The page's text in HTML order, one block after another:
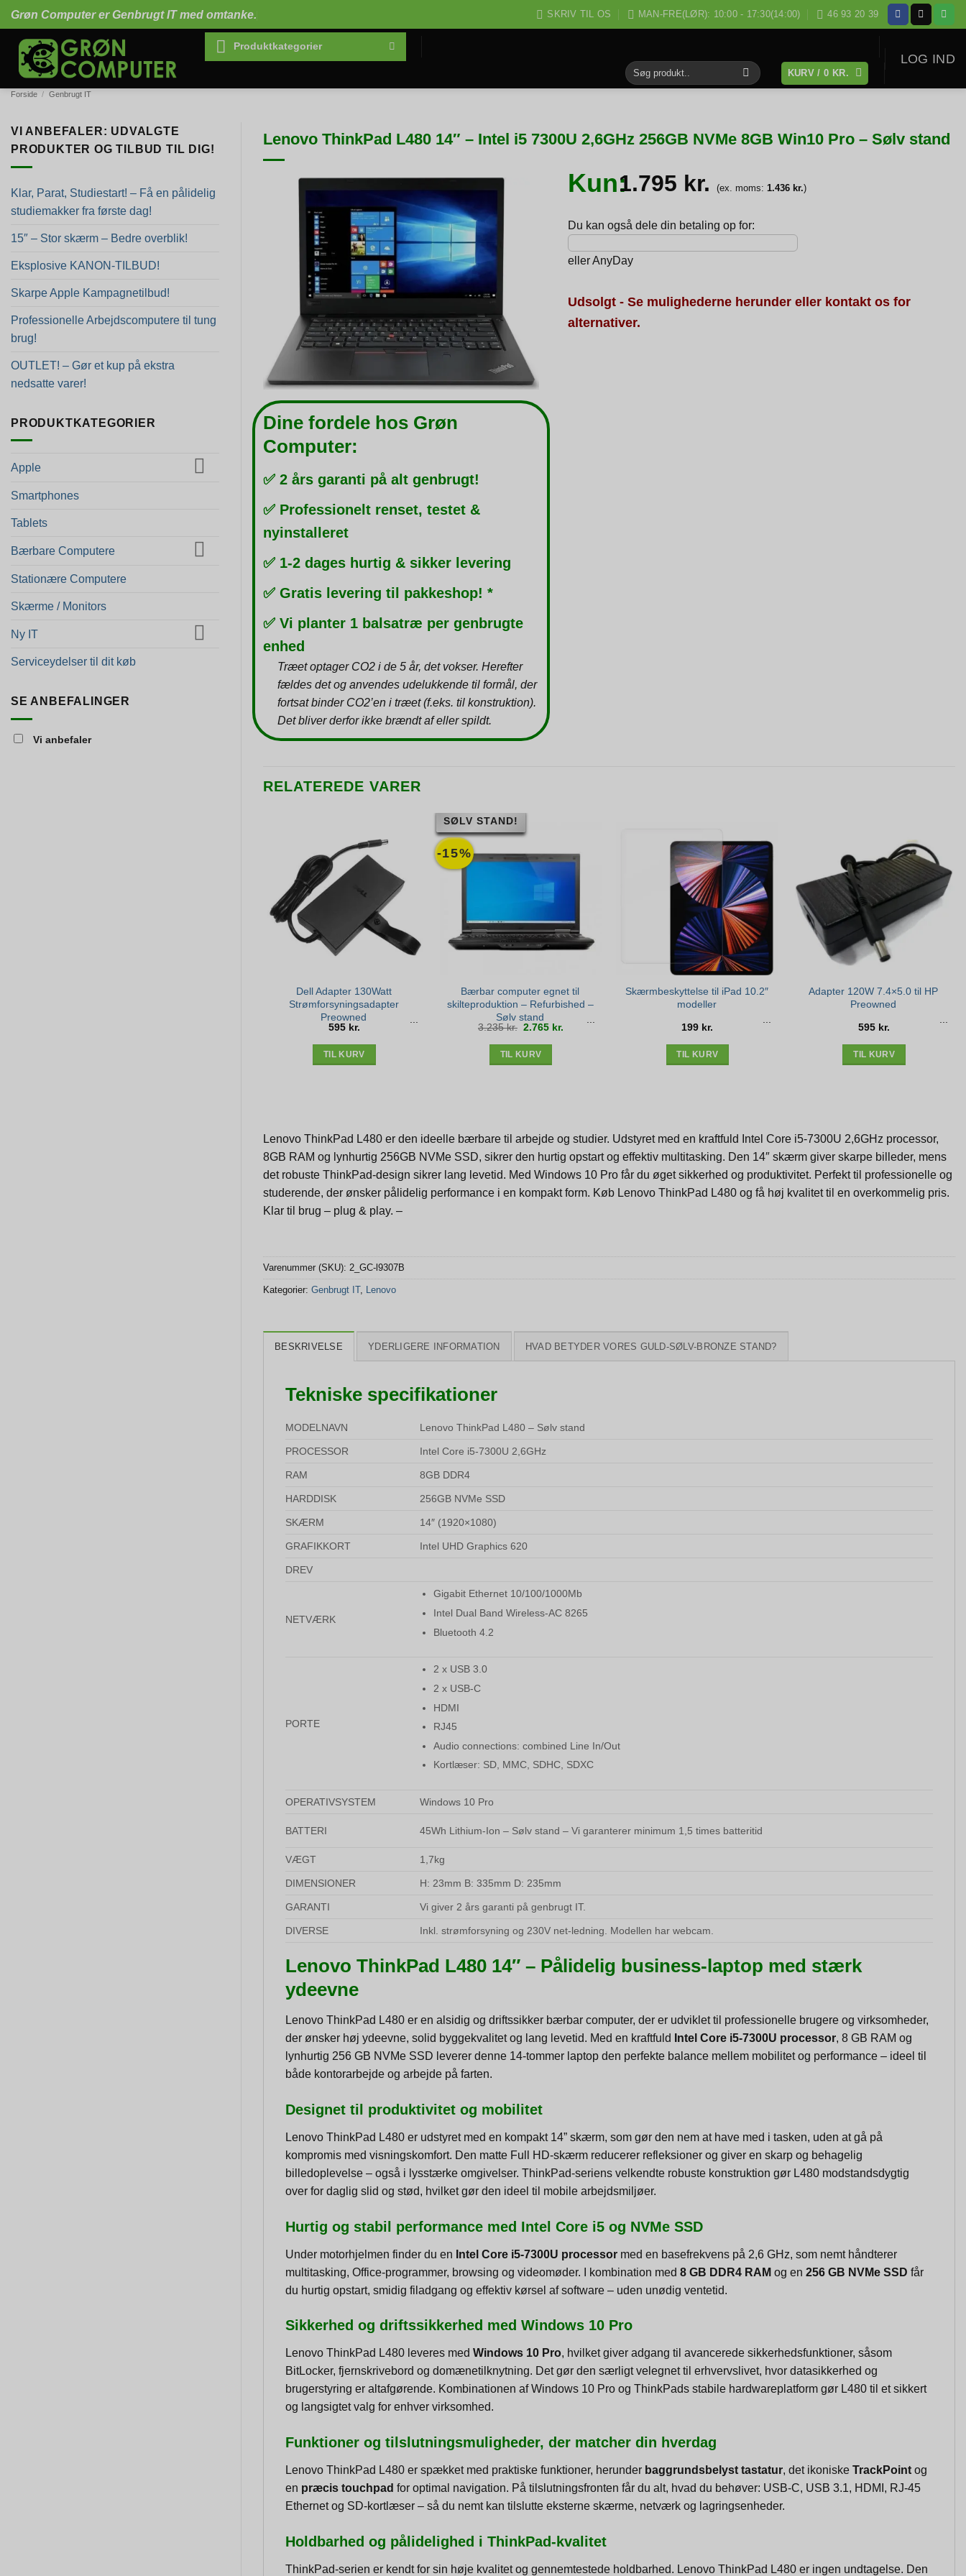
Fortsæt
til
indhold
Grøn Computer er Genbrugt IT med omtanke. SKRIV TIL OS MAN-FRE(LØR): 10:00 - 17:30(14:00) 46 93 20 39
Produktkategorier
Søg
efter:
KURV /0 KR.
LOG IND
Forside / Genbrugt IT
VI ANBEFALER: UDVALGTE
PRODUKTER OG TILBUD TIL DIG!
Klar, Parat, Studiestart! – Få en pålidelig
studiemakker fra første dag!
15″ – Stor skærm – Bedre overblik!
Eksplosive KANON-TILBUD!
Skarpe Apple Kampagnetilbud!
Professionelle Arbejdscomputere til tung
brug!
OUTLET! – Gør et kup på ekstra
nedsatte varer!
PRODUKTKATEGORIER
Apple
Smartphones
Tablets
Bærbare Computere
Stationære Computere
Skærme / Monitors
Ny IT
Serviceydelser til dit køb
SE ANBEFALINGER
Vi anbefaler
Lenovo ThinkPad L480 14″ – Intel i5 7300U 2,6GHz 256GB NVMe 8GB Win10 Pro – Sølv stand
Dine fordele hos Grøn
Computer:
✅ 2 års garanti på alt genbrugt!
✅ Professionelt renset, testet &
nyinstalleret
✅ 1-2 dages hurtig & sikker levering
✅ Gratis levering til pakkeshop! *
✅ Vi planter 1 balsatræ per genbrugte
enhed
Træet optager CO2 i de 5 år, det vokser. Herefter
fældes det og anvendes udelukkende til formål, der
fortsat binder CO2’en i træet (f.eks. til konstruktion).
Det bliver derfor ikke brændt af eller spildt.
Kun:1.795 kr. (ex. moms: 1.436 kr.)
Du kan også dele din betaling op for:
ellerAnyDay
Udsolgt - Se mulighederne herunder eller kontakt os for
alternativer.
RELATEREDE VARER
Dell Adapter 130Watt
Strømforsyningsadapter
Preowned
595 kr.
TIL KURV
-15%
SØLV STAND!
Bærbar computer egnet til
skilteproduktion – Refurbished –
Sølv stand
3.235kr. Den
oprindelige
pris
2.765 kr.
TIL KURV
Skærmbeskyttelse til iPad 10.2″
modeller
199 kr.
TIL KURV
Adapter 120W 7.4×5.0 til HP
Preowned
595 kr.
TIL KURV
Lenovo ThinkPad L480 er den ideelle bærbare til arbejde og studier. Udstyret med en kraftfuld Intel Core i5-7300U 2,6GHz processor,
8GB RAM og lynhurtig 256GB NVMe SSD, sikrer den hurtig opstart og effektiv multitasking. Den 14″ skærm giver skarpe billeder, mens
det robuste ThinkPad-design sikrer lang levetid. Med Windows 10 Pro får du øget sikkerhed og produktivitet. Perfekt til professionelle og
studerende, der ønsker pålidelig performance i en kompakt form. Køb Lenovo ThinkPad L480 og få høj kvalitet til en overkommelig pris.
Klar til brug – plug & play. –
Varenummer (SKU): 2_GC-l9307B
Kategorier: Genbrugt IT, Lenovo
BESKRIVELSE YDERLIGERE INFORMATION HVAD BETYDER VORES GULD-SØLV-BRONZE STAND?
Tekniske specifikationer
MODELNAVN Lenovo ThinkPad L480 – Sølv stand
PROCESSOR Intel Core i5-7300U 2,6GHz
RAM 8GB DDR4
HARDDISK 256GB NVMe SSD
SKÆRM 14″ (1920×1080)
GRAFIKKORT Intel UHD Graphics 620
DREV
NETVÆRK
Gigabit Ethernet 10/100/1000Mb
Intel Dual Band Wireless-AC 8265
Bluetooth 4.2
PORTE
2 x USB 3.0
2 x USB-C
HDMI
RJ45
Audio connections: combined Line In/Out
Kortlæser: SD, MMC, SDHC, SDXC
OPERATIVSYSTEM Windows 10 Pro
BATTERI 45Wh Lithium-Ion – Sølv stand – Vi garanterer minimum 1,5 times batteritid
VÆGT 1,7kg
DIMENSIONER H: 23mm B: 335mm D: 235mm
GARANTI Vi giver 2 års garanti på genbrugt IT.
DIVERSE Inkl. strømforsyning og 230V net-ledning. Modellen har webcam.
Lenovo ThinkPad L480 14″ – Pålidelig business-laptop med stærk
ydeevne
Lenovo ThinkPad L480 er en alsidig og driftssikker bærbar computer, der er udviklet til professionelle brugere og virksomheder,
der ønsker høj ydeevne, solid byggekvalitet og lang levetid. Med en kraftfuld
Intel Core i5-7300U processor, 8 GB RAM og
lynhurtig 256 GB NVMe SSD leverer denne 14-tommer laptop den perfekte balance mellem mobilitet og performance – ideel til
både kontorarbejde og arbejde på farten.
Designet til produktivitet og mobilitet
Lenovo ThinkPad L480 er udstyret med en kompakt 14” skærm, som gør den nem at have med i tasken, uden at gå på
kompromis med visningskomfort. Den matte Full HD-skærm reducerer refleksioner og giver en skarp og behagelig
billedoplevelse – også i lysstærke omgivelser. ThinkPad-seriens velkendte robuste konstruktion gør L480 modstandsdygtig
over for daglig slid og stød, hvilket gør den ideel til mobile arbejdsmiljøer.
Hurtig og stabil performance med Intel Core i5 og NVMe SSD
Under motorhjelmen finder du en Intel Core i5-7300U processor med en basefrekvens på 2,6 GHz, som nemt håndterer
multitasking, Office-programmer, browsing og videomøder. I kombination med 8 GB DDR4 RAM og en 256 GB NVMe SSD får
du hurtig opstart, smidig filadgang og effektiv kørsel af software – uden unødig ventetid.
Sikkerhed og driftssikkerhed med Windows 10 Pro
Lenovo ThinkPad L480 leveres med Windows 10 Pro, hvilket giver adgang til avancerede sikkerhedsfunktioner, såsom
BitLocker, fjernskrivebord og domænetilknytning. Det gør den særligt velegnet til erhvervslivet, hvor datasikkerhed og
brugerstyring er altafgørende. Kombinationen af Windows 10 Pro og ThinkPads stabile hardwareplatform gør L480 til et sikkert
og langsigtet valg for enhver virksomhed.
Funktioner og tilslutningsmuligheder, der matcher din hverdag
Lenovo ThinkPad L480 er spækket med praktiske funktioner, herunder baggrundsbelyst tastatur, det ikoniske TrackPoint og
en præcis touchpad for optimal navigation. På tilslutningsfronten får du alt, hvad du behøver: USB-C, USB 3.1, HDMI, RJ-45
Ethernet og SD-kortlæser – så du nemt kan tilslutte eksterne skærme, netværk og lagringsenheder.
Holdbarhed og pålidelighed i ThinkPad-kvalitet
ThinkPad-serien er kendt for sin høje kvalitet og gennemtestede holdbarhed. Lenovo ThinkPad L480 er ingen undtagelse. Den